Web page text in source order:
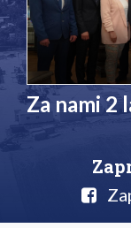
Za nami 2